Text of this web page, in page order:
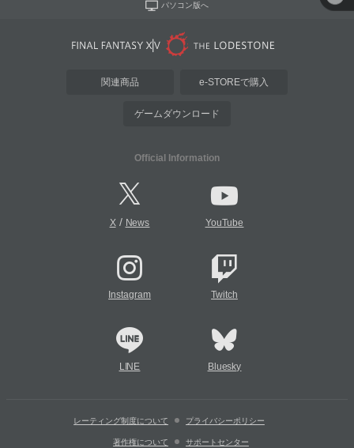
パソコン版へ
関連商品 e-STOREで購入
ゲームダウンロード
Official Information
X/ News YouTube
Instagram Twitch
LINE Bluesky
レーティング制度について プライバシーポリシー
著作権について サポートセンター